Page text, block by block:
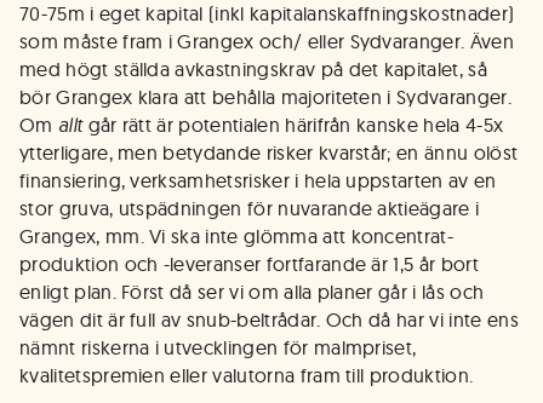
70-75m i eget kapital (inkl kapitalanskaffningskostnader)
som måste fram i Grangex och/ eller Sydvaranger. Även
med högt ställda avkastningskrav på det kapitalet, så
bör Grangex klara att behålla majoriteten i Sydvaranger.
Om allt går rätt är potentialen härifrån kanske hela 4-5x
ytterligare, men betydande risker kvarstår; en ännu olöst
finansiering, verksamhetsrisker i hela uppstarten av en
stor gruva, utspädningen för nuvarande aktieägare i
Grangex, mm. Vi ska inte glömma att koncentrat-
produktion och -leveranser fortfarande är 1,5 år bort
enligt plan. Först då ser vi om alla planer går i lås och
vägen dit är full av snub-beltrådar. Och då har vi inte ens
nämnt riskerna i utvecklingen för malmpriset,
kvalitetspremien eller valutorna fram till produktion.